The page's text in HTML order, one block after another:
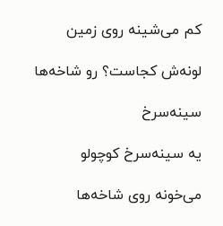
کم می‌شینه روی زمین
لونه‌ش کجاست؟ رو شاخه‌ها
سینه‌سرخ
یه سینه‌سرخ کوچولو
می‌خونه روی شاخه‌ها